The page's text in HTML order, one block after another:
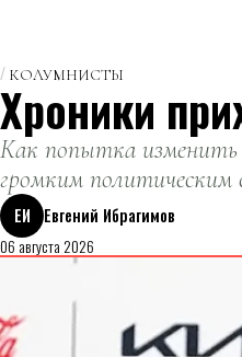
КОЛУМНИСТЫ
Хроники
Как попытка изменить
громким политическим
ЕИ
Евгений Ибрагимов
06 августа 2026